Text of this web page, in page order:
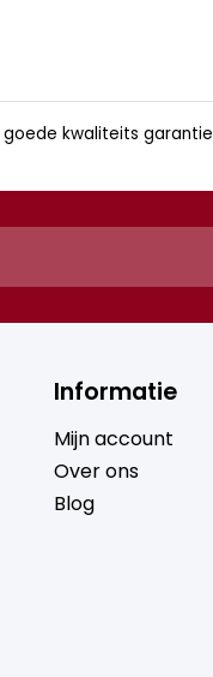
goede kwaliteits garantie
Informatie
Mijn account
Over ons
Blog